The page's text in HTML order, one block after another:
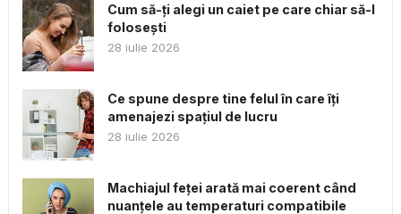
Cum să-ți alegi un caiet pe care chiar să-l
folosești
28 iulie 2026
Ce spune despre tine felul în care îți
amenajezi spațiul de lucru
28 iulie 2026
Machiajul feței arată mai coerent când
nuanțele au temperaturi compatibile